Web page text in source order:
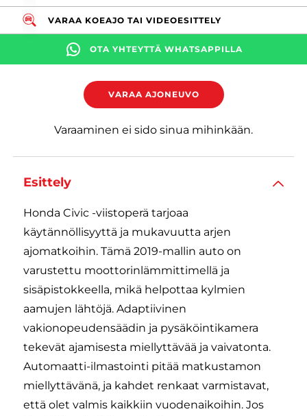
VARAA KOEAJO TAI VIDEOESITTELY
OTA YHTEYTTÄ WHATSAPPILLA
VARAA AJONEUVO
Varaaminen ei sido sinua mihinkään.
Esittely
Honda Civic -viistoperä tarjoaa
käytännöllisyyttä ja mukavuutta arjen
ajomatkoihin. Tämä 2019-mallin auto on
varustettu moottorinlämmittimellä ja
sisäpistokkeella, mikä helpottaa kylmien
aamujen lähtöjä. Adaptiivinen
vakionopeudensäädin ja pysäköintikamera
tekevät ajamisesta miellyttävää ja vaivatonta.
Automaatti-ilmastointi pitää matkustamon
miellyttävänä, ja kahdet renkaat varmistavat,
että olet valmis kaikkiin vuodenaikoihin. Jos